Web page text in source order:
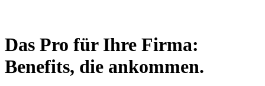
Das Pro für Ihre Firma:
Benefits, die ankommen.